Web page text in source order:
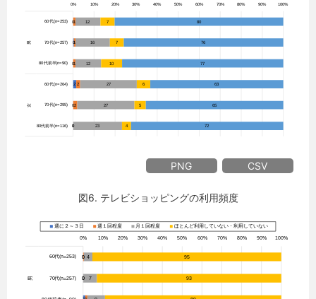
PNG CSV
図6. テレビショッピングの利用頻度